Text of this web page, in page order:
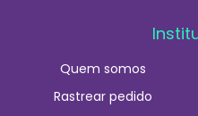
Quem somos
Rastrear pedido